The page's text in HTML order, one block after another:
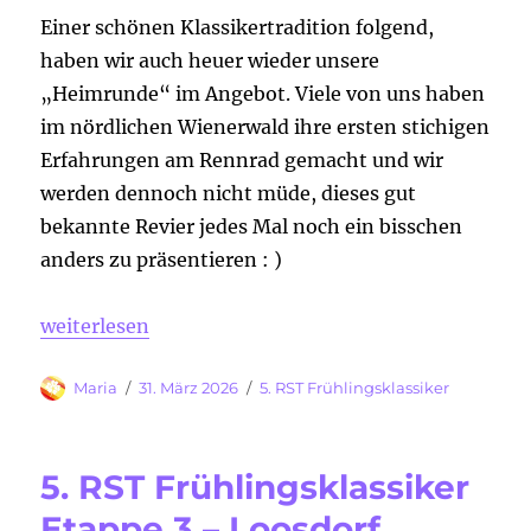
Einer schönen Klassikertradition folgend,
haben wir auch heuer wieder unsere
„Heimrunde“ im Angebot. Viele von uns haben
im nördlichen Wienerwald ihre ersten stichigen
Erfahrungen am Rennrad gemacht und wir
werden dennoch nicht müde, dieses gut
bekannte Revier jedes Mal noch ein bisschen
anders zu präsentieren : )
„5. RST Frühlingsklassiker Etappe 4 –
weiterlesen
Autor
Maria
Veröffentlicht
31. März 2026 Kategorien
5. RST Frühlingsklassiker
5. RST Frühlingsklassiker